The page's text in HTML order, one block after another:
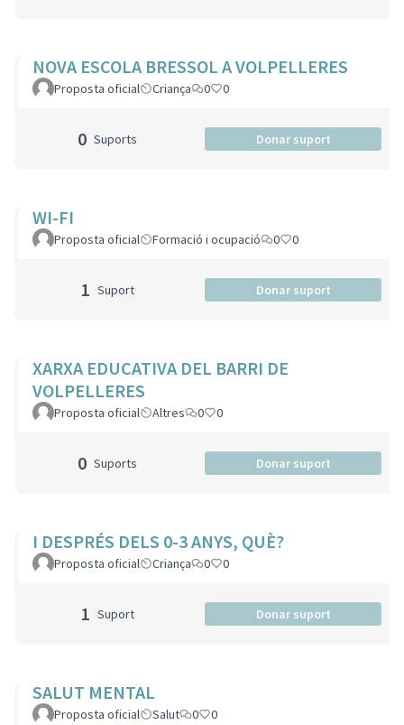
NOVA ESCOLA BRESSOL A VOLPELLERES
Proposta oficial Criança 0 0
0 Suports Donar suport
WI-FI
Proposta oficial Formació i ocupació 0 0
1 Suport Donar suport
XARXA EDUCATIVA DEL BARRI DE
VOLPELLERES
Proposta oficial Altres 0 0
0 Suports Donar suport
I DESPRÉS DELS 0-3 ANYS, QUÈ?
Proposta oficial Criança 0 0
1 Suport Donar suport
SALUT MENTAL
Proposta oficial Salut 0 0